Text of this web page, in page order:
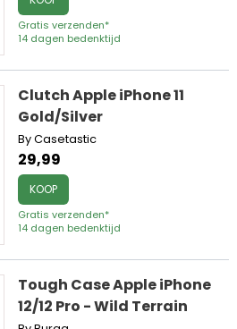
Gratis verzenden*
14 dagen bedenktijd
Clutch Apple iPhone 11
Gold/Silver
By Casetastic
29,99
KOOP
Gratis verzenden*
14 dagen bedenktijd
Tough Case Apple iPhone
12/12 Pro - Wild Terrain